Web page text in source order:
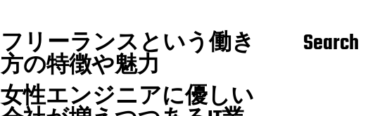
フリーランスという働き
方の特徴や魅力
女性エンジニアに優しい
Search